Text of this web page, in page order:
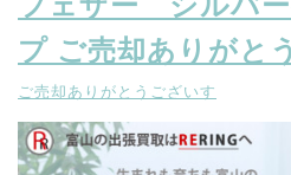
プ ご売却ありがと
ご売却ありがとうございす